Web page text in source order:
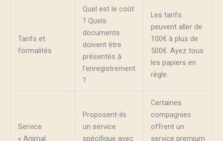
Tarifs et
formalités
Quel est le coût
? Quels
documents
doivent être
présentés à
l’enregistrement
?
Les tarifs
peuvent aller de
100€ à plus de
500€. Ayez tous
les papiers en
règle.
Service
« Animal
Proposent-ils
un service
spécifique avec
Certaines
compagnies
offrent un
service premium